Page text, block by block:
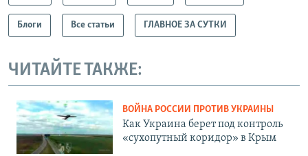
Блоги Все статьи ГЛАВНОЕ ЗА СУТКИ
ЧИТАЙТЕ ТАКЖЕ:
ВОЙНА РОССИИ ПРОТИВ УКРАИНЫ
Как Украина берет под контроль
«сухопутный коридор» в Крым